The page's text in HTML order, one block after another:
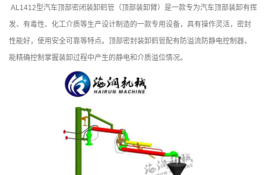
AL1412型汽车顶部密闭装卸鹤管 （顶部装卸臂）是一款专为汽车顶部装卸有挥
发、有毒性、化工介质等生产设计制造的一款专用设备，具有操作灵活，密封
性能好，使用安全可靠等特点。顶部密封装卸鹤管配有防溢流防静电控制器，
能精确控制掌握装卸过程中产生的静电和介质溢位情况。